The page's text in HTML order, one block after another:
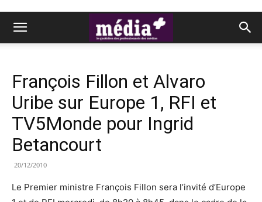
François Fillon et Alvaro
Uribe sur Europe 1, RFI et
TV5Monde pour Ingrid
Betancourt
20/12/2010
Le Premier ministre François Fillon sera l’invité d’Europe